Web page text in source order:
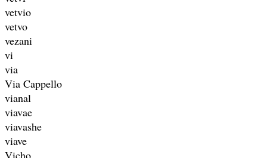
vetvio
vetvo
vezani
vi
via
Via Cappello
vianal
viavae
viavashe
viave
Vicho